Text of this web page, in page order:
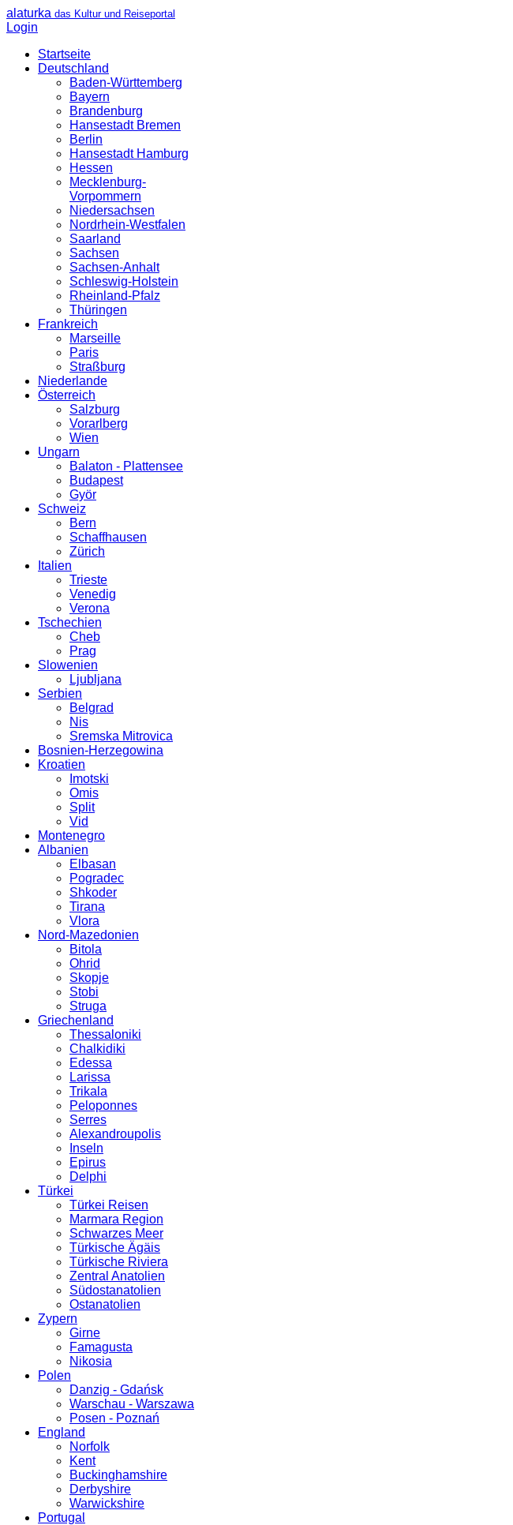
alaturka das Kultur und Reiseportal
Login
Startseite
Deutschland
Baden-Württemberg
Bayern
Brandenburg
Hansestadt Bremen
Berlin
Hansestadt Hamburg
Hessen
Mecklenburg-
Vorpommern
Niedersachsen
Nordrhein-Westfalen
Saarland
Sachsen
Sachsen-Anhalt
Schleswig-Holstein
Rheinland-Pfalz
Thüringen
Frankreich
Marseille
Paris
Straßburg
Niederlande
Österreich
Salzburg
Vorarlberg
Wien
Ungarn
Balaton - Plattensee
Budapest
Györ
Schweiz
Bern
Schaffhausen
Zürich
Italien
Trieste
Venedig
Verona
Tschechien
Cheb
Prag
Slowenien
Ljubljana
Serbien
Belgrad
Nis
Sremska Mitrovica
Bosnien-Herzegowina
Kroatien
Imotski
Omis
Split
Vid
Montenegro
Albanien
Elbasan
Pogradec
Shkoder
Tirana
Vlora
Nord-Mazedonien
Bitola
Ohrid
Skopje
Stobi
Struga
Griechenland
Thessaloniki
Chalkidiki
Edessa
Larissa
Trikala
Peloponnes
Serres
Alexandroupolis
Inseln
Epirus
Delphi
Türkei
Türkei Reisen
Marmara Region
Schwarzes Meer
Türkische Ägäis
Türkische Riviera
Zentral Anatolien
Südostanatolien
Ostanatolien
Zypern
Girne
Famagusta
Nikosia
Polen
Danzig - Gdańsk
Warschau - Warszawa
Posen - Poznań
England
Norfolk
Kent
Buckinghamshire
Derbyshire
Warwickshire
Portugal